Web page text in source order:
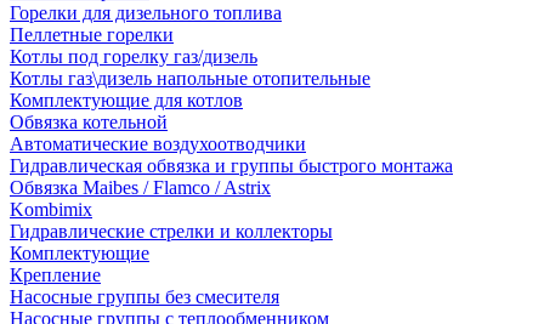
Горелки для дизельного топлива
Пеллетные горелки
Котлы под горелку газ/дизель
Котлы газ\дизель напольные отопительные
Комплектующие для котлов
Обвязка котельной
Автоматические воздухоотводчики
Гидравлическая обвязка и группы быстрого монтажа
Обвязка Maibes / Flamco / Astrix
Kombimix
Гидравлические стрелки и коллекторы
Комплектующие
Крепление
Насосные группы без смесителя
Насосные группы с теплообменником